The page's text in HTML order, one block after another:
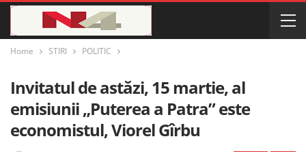
Home STIRI POLITIC
Invitatul de astăzi, 15 martie, al
emisiunii „Puterea a Patra” este
economistul, Viorel Gîrbu